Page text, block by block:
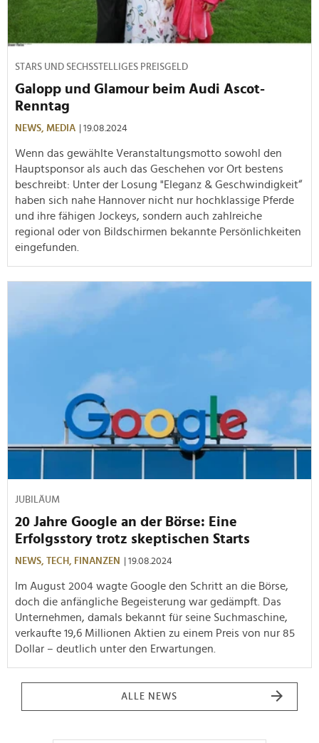
STARS UND SECHSSTELLIGES PREISGELD
Galopp und Glamour beim Audi Ascot-
Renntag
NEWS, MEDIA | 19.08.2024
Wenn das gewählte Veranstaltungsmotto sowohl den
Hauptsponsor als auch das Geschehen vor Ort bestens
beschreibt: Unter der Losung "Eleganz & Geschwindigkeit“
haben sich nahe Hannover nicht nur hochklassige Pferde
und ihre fähigen Jockeys, sondern auch zahlreiche
regional oder von Bildschirmen bekannte Persönlichkeiten
eingefunden.
JUBILÄUM
20 Jahre Google an der Börse: Eine
Erfolgsstory trotz skeptischen Starts
NEWS, TECH, FINANZEN | 19.08.2024
Im August 2004 wagte Google den Schritt an die Börse,
doch die anfängliche Begeisterung war gedämpft. Das
Unternehmen, damals bekannt für seine Suchmaschine,
verkaufte 19,6 Millionen Aktien zu einem Preis von nur 85
Dollar – deutlich unter den Erwartungen.
ALLE NEWS